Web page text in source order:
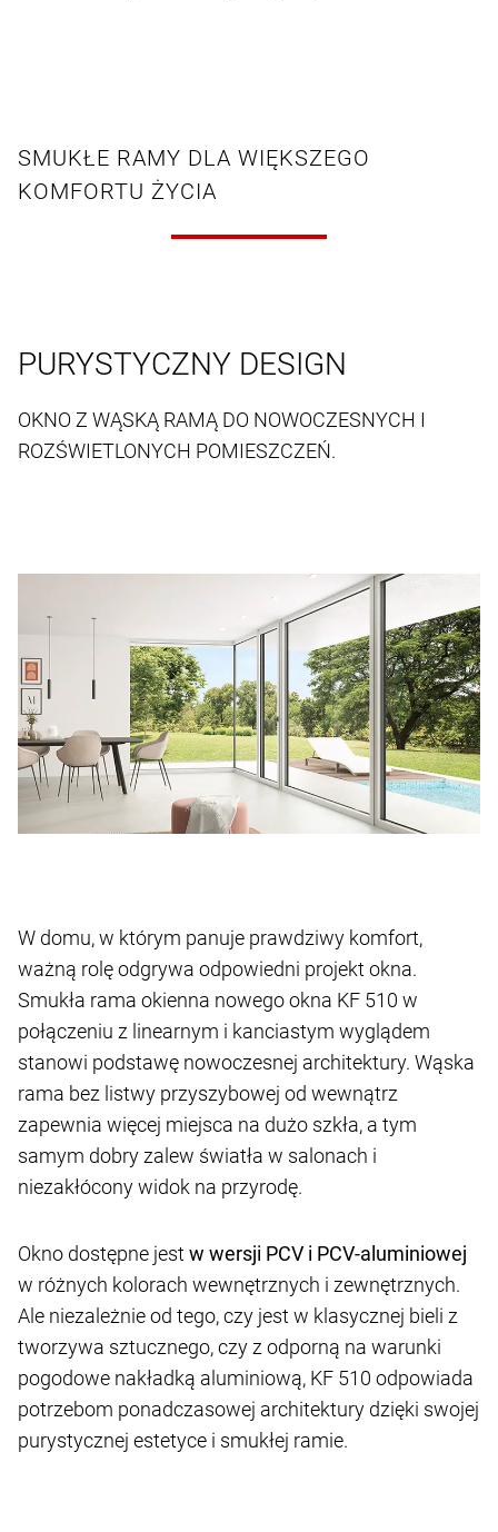
SMUKŁE RAMY DLA WIĘKSZEGO
KOMFORTU ŻYCIA
PURYSTYCZNY DESIGN
OKNO Z WĄSKĄ RAMĄ DO NOWOCZESNYCH I
ROZŚWIETLONYCH POMIESZCZEŃ.
W domu, w którym panuje prawdziwy komfort,
ważną rolę odgrywa odpowiedni projekt okna.
Smukła rama okienna nowego okna KF 510 w
połączeniu z linearnym i kanciastym wyglądem
stanowi podstawę nowoczesnej architektury. Wąska
rama bez listwy przyszybowej od wewnątrz
zapewnia więcej miejsca na dużo szkła, a tym
samym dobry zalew światła w salonach i
niezakłócony widok na przyrodę.
Okno dostępne jestw wersji PCV i PCV-aluminiowej
w różnych kolorach wewnętrznych i zewnętrznych.
Ale niezależnie od tego, czy jest w klasycznej bieli z
tworzywa sztucznego, czy z odporną na warunki
pogodowe nakładką aluminiową, KF 510 odpowiada
potrzebom ponadczasowej architektury dzięki swojej
purystycznej estetyce i smukłej ramie.